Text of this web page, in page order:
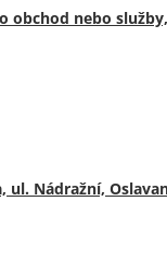
nebo
ul. Nádražní,